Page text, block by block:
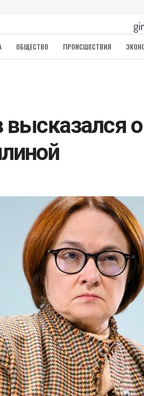
ОБЩЕСТВО ПРОИСШЕСТВИЯ
высказался